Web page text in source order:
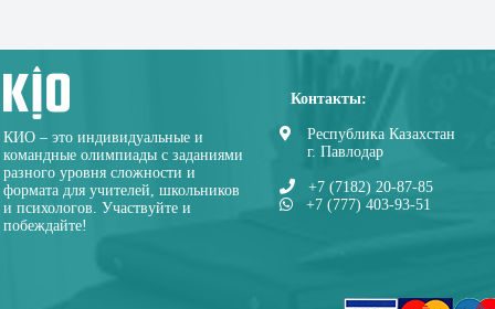
КИО – это индивидуальные и
командные олимпиады с заданиями
разного уровня сложности и
формата для учителей, школьников
и психологов. Участвуйте и
побеждайте!
Контакты:
Республика Казахстан
г. Павлодар
+7 (7182) 20-87-85
+7 (777) 403-93-51